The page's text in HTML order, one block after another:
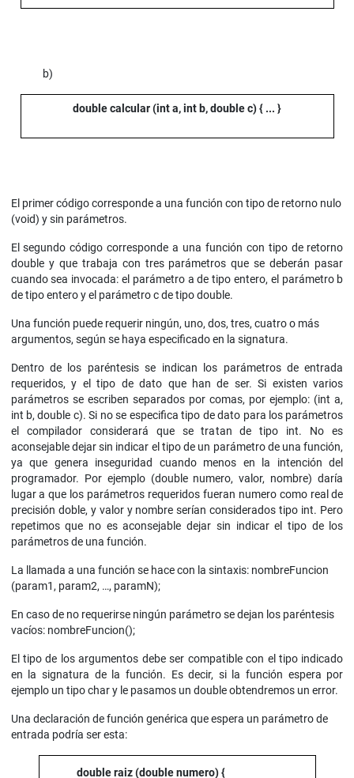
b)
double calcular (int a, int b, double c) { ... }
El primer código corresponde a una función con tipo de retorno nulo
(void) y sin parámetros.
El segundo código corresponde a una función con tipo de retorno
double y que trabaja con tres parámetros que se deberán pasar
cuando sea invocada: el parámetro a de tipo entero, el parámetro b
de tipo entero y el parámetro c de tipo double.
Una función puede requerir ningún, uno, dos, tres, cuatro o más
argumentos, según se haya especificado en la signatura.
Dentro de los paréntesis se indican los parámetros de entrada
requeridos, y el tipo de dato que han de ser. Si existen varios
parámetros se escriben separados por comas, por ejemplo: (int a,
int b, double c). Si no se especifica tipo de dato para los parámetros
el compilador considerará que se tratan de tipo int. No es
aconsejable dejar sin indicar el tipo de un parámetro de una función,
ya que genera inseguridad cuando menos en la intención del
programador. Por ejemplo (double numero, valor, nombre) daría
lugar a que los parámetros requeridos fueran numero como real de
precisión doble, y valor y nombre serían considerados tipo int. Pero
repetimos que no es aconsejable dejar sin indicar el tipo de los
parámetros de una función.
La llamada a una función se hace con la sintaxis: nombreFuncion
(param1, param2, …, paramN);
En caso de no requerirse ningún parámetro se dejan los paréntesis
vacíos: nombreFuncion();
El tipo de los argumentos debe ser compatible con el tipo indicado
en la signatura de la función. Es decir, si la función espera por
ejemplo un tipo char y le pasamos un double obtendremos un error.
Una declaración de función genérica que espera un parámetro de
entrada podría ser esta:
double raiz (double numero) {